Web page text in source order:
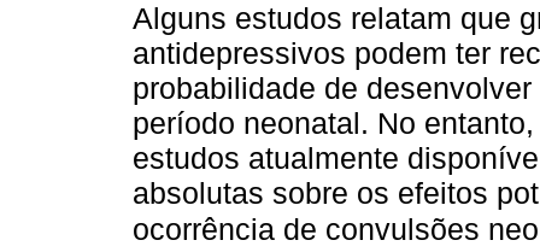
Alguns estudos relatam que
antidepressivos podem ter
probabilidade de
período neonatal. No
estudos atualmente
absolutas sobre os efeitos
ocorrência de convulsões